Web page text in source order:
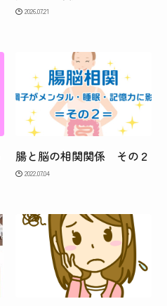
2026.07.21
腸と脳の相関関係 その２
2022.07.04